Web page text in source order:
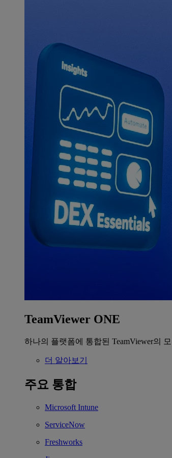
TeamViewer ONE
하나의 플랫폼에 통합된 TeamViewer의
더 알아보기
주요 통합
Microsoft Intune
ServiceNow
Freshworks